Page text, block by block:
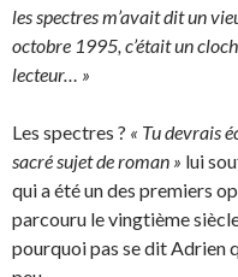
les spectres m’avait dit un
octobre 1995, c’était un
lecteur… »
Les spectres ? « Tu devrais
sacré sujet de roman » lui
qui a été un des premiers
parcouru le vingtième
pourquoi pas se dit Adrien